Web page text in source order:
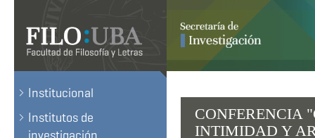
Institucional
Institutos de
CONFERENCIA
INTIMIDAD Y